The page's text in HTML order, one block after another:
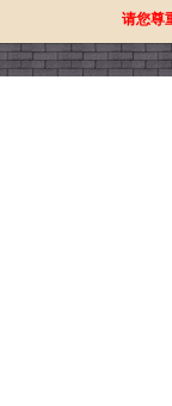
请您尊